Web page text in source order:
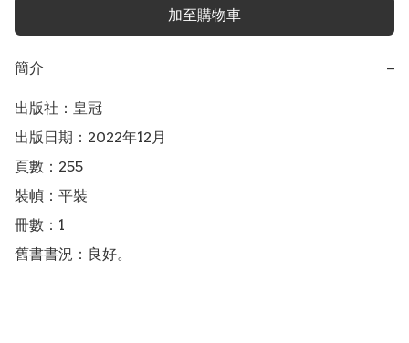
加至購物車
簡介 −
出版社：皇冠
出版日期：2022年12月
頁數：255
裝幀：平裝
冊數：1
舊書書況：良好。